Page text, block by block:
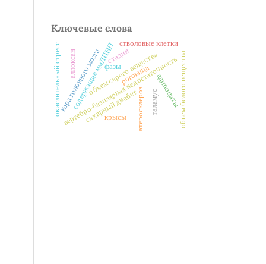
Ключевые слова
вертебро-базилярная недостаточность
атеросклероз
содержащие ммЛПНП
кора головного мозга таламус
объем серого вещества объем белого вещества
сахарный диабет адипоциты
окислительный стресс аллоксан фазы
стадии
роговица
стволовые клетки
крысы